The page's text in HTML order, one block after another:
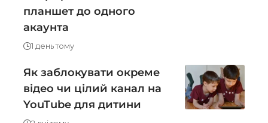
планшет до одного
акаунта
1 день тому
Як заблокувати окреме
відео чи цілий канал на
YouTube для дитини